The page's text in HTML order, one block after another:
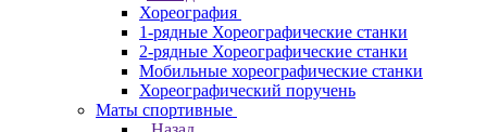
Хореография
1-рядные Хореографические станки
2-рядные Хореографические станки
Мобильные хореографические станки
Хореографический поручень
Маты спортивные